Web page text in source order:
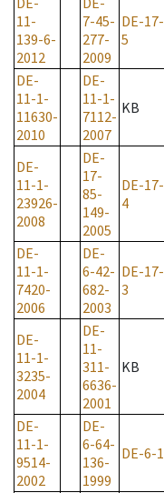
11-
139-6-
2012
7-45-
277-
2009
DE-17-
5
DE-
11-1-
11630-
2010
DE-
11-1-
7112-
2007
KB
DE-
11-1-
23926-
2008
DE-
17-
85-
149-
2005
DE-17-
4
DE-
11-1-
7420-
2006
DE-
6-42-
682-
2003
DE-17-
3
DE-
11-1-
3235-
2004
DE-
11-
311-
6636-
2001
KB
DE-
11-1-
9514-
2002
DE-
6-64-
136-
1999
DE-6-1